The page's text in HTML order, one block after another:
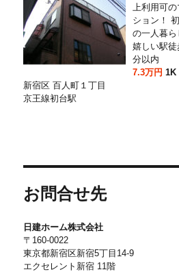
上利用可
ション！
の一人暮ら
嬉しい駅徒
分以内
7.3万円1K
新宿区 百人町１丁目
京王線初台駅
お問合せ先
日建ホーム株式会社
〒160-0022
東京都新宿区新宿5丁目14-9
エクセレント新宿 11階